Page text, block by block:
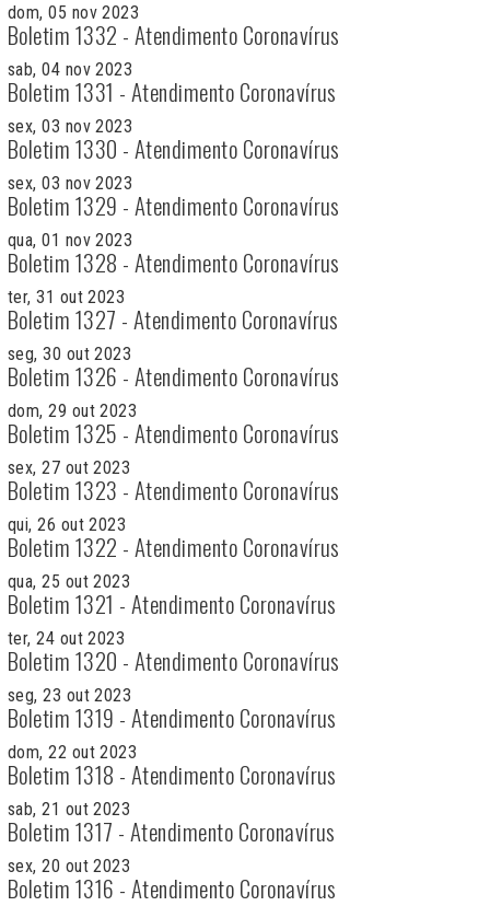
dom, 05 nov 2023
Boletim 1332 - Atendimento Coronavírus
sab, 04 nov 2023
Boletim 1331 - Atendimento Coronavírus
sex, 03 nov 2023
Boletim 1330 - Atendimento Coronavírus
sex, 03 nov 2023
Boletim 1329 - Atendimento Coronavírus
qua, 01 nov 2023
Boletim 1328 - Atendimento Coronavírus
ter, 31 out 2023
Boletim 1327 - Atendimento Coronavírus
seg, 30 out 2023
Boletim 1326 - Atendimento Coronavírus
dom, 29 out 2023
Boletim 1325 - Atendimento Coronavírus
sex, 27 out 2023
Boletim 1323 - Atendimento Coronavírus
qui, 26 out 2023
Boletim 1322 - Atendimento Coronavírus
qua, 25 out 2023
Boletim 1321 - Atendimento Coronavírus
ter, 24 out 2023
Boletim 1320 - Atendimento Coronavírus
seg, 23 out 2023
Boletim 1319 - Atendimento Coronavírus
dom, 22 out 2023
Boletim 1318 - Atendimento Coronavírus
sab, 21 out 2023
Boletim 1317 - Atendimento Coronavírus
sex, 20 out 2023
Boletim 1316 - Atendimento Coronavírus